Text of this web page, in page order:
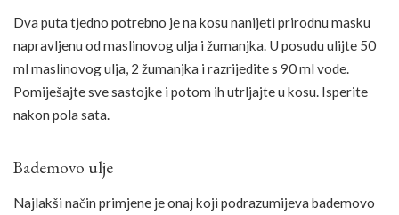
Dva puta tjedno potrebno je na kosu nanijeti prirodnu masku
napravljenu od maslinovog ulja i žumanjka. U posudu ulijte 50
ml maslinovog ulja, 2 žumanjka i razrijedite s 90 ml vode.
Pomiješajte sve sastojke i potom ih utrljajte u kosu. Isperite
nakon pola sata.
Bademovo ulje
Najlakši način primjene je onaj koji podrazumijeva bademovo